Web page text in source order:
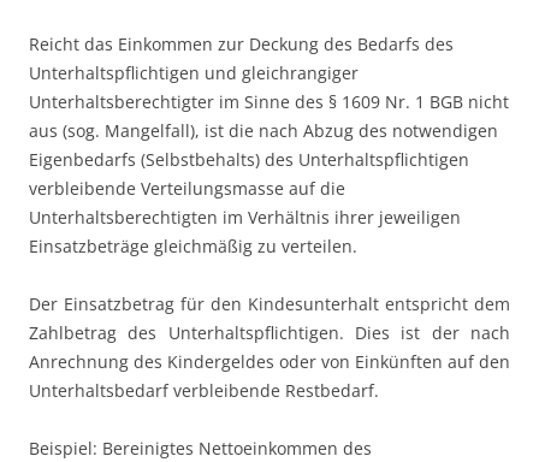
Reicht das Einkommen zur Deckung des Bedarfs des
Unterhaltspflichtigen und gleichrangiger
Unterhaltsberechtigter im Sinne des § 1609 Nr. 1 BGB nicht
aus (sog. Mangelfall), ist die nach Abzug des notwendigen
Eigenbedarfs (Selbstbehalts) des Unterhaltspflichtigen
verbleibende Verteilungsmasse auf die
Unterhaltsberechtigten im Verhältnis ihrer jeweiligen
Einsatzbeträge gleichmäßig zu verteilen.
Der Einsatzbetrag für den Kindesunterhalt entspricht dem
Zahlbetrag des Unterhaltspflichtigen. Dies ist der nach
Anrechnung des Kindergeldes oder von Einkünften auf den
Unterhaltsbedarf verbleibende Restbedarf.
Beispiel: Bereinigtes Nettoeinkommen des